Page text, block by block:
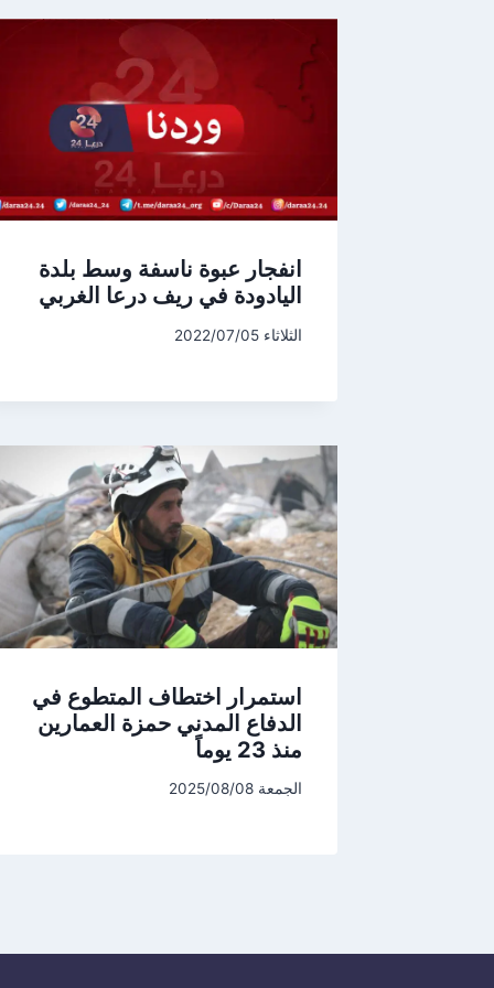
انفجار عبوة ناسفة وسط بلدة
اليادودة في ريف درعا الغربي
الثلاثاء 2022/07/05
استمرار اختطاف المتطوع في
الدفاع المدني حمزة العمارين
منذ 23 يوماً
الجمعة 2025/08/08